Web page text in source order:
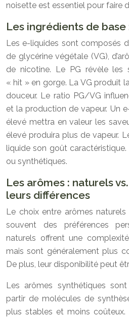
noisette est essentiel pour faire
Les ingrédients de base
Les e-liquides sont composés
de glycérine végétale (VG),
de nicotine. Le PG révèle les
« hit » en gorge. La VG produit
douceur. Le ratio PG/VG
et la production de vapeur. Un
élevé mettra en valeur les
élevé produira plus de vapeur.
liquide son goût
ou synthétiques.
Les arômes : naturels
leurs différences
Le choix entre arômes
souvent des préférences
naturels offrent une
mais sont généralement plus
De plus, leur disponibilité peut
Les arômes synthétiques
partir de molécules de
plus stables et moins